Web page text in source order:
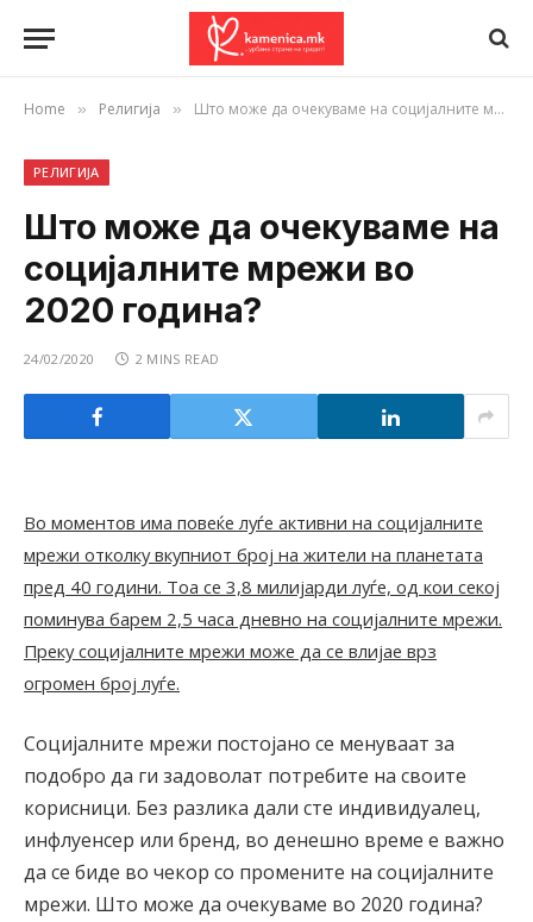
Home » Религија » Што може да очекуваме на социјалните мрежи во 2020 година?
РЕЛИГИЈА
Што може да очекуваме на
социјалните мрежи во
2020 година?
24/02/2020 2 MINS READ
Во моментов има повеќе луѓе активни на социјалните
мрежи отколку вкупниот број на жители на планетата
пред 40 години. Тоа се 3,8 милијарди луѓе, од кои секој
поминува барем 2,5 часа дневно на социјалните мрежи.
Преку социјалните мрежи може да се влијае врз
огромен број луѓе.
Социјалните мрежи постојано се менуваат за
подобро да ги задоволат потребите на своите
корисници. Без разлика дали сте индивидуалец,
инфлуенсер или бренд, во денешно време е важно
да се биде во чекор со промените на социјалните
мрежи. Што може да очекуваме во 2020 година?